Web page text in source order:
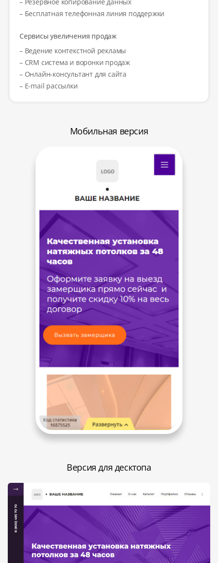
– Бесплатная телефонная линия поддержки
Сервисы увеличения продаж
– Ведение контекстной рекламы
– CRM система и воронки продаж
– Онлайн-консультант для сайта
– E-mail рассылки
Версия для десктопа
Мобильная версия